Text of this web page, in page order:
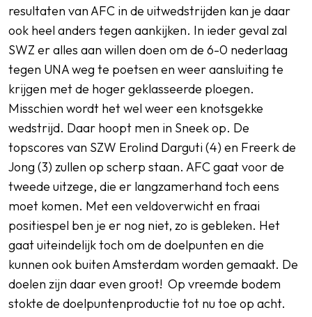
resultaten van AFC in de uitwedstrijden kan je daar
ook heel anders tegen aankijken. In ieder geval zal
SWZ er alles aan willen doen om de 6-0 nederlaag
tegen UNA weg te poetsen en weer aansluiting te
krijgen met de hoger geklasseerde ploegen.
Misschien wordt het wel weer een knotsgekke
wedstrijd. Daar hoopt men in Sneek op. De
topscores van SZW Erolind Darguti (4) en Freerk de
Jong (3) zullen op scherp staan. AFC gaat voor de
tweede uitzege, die er langzamerhand toch eens
moet komen. Met een veldoverwicht en fraai
positiespel ben je er nog niet, zo is gebleken. Het
gaat uiteindelijk toch om de doelpunten en die
kunnen ook buiten Amsterdam worden gemaakt. De
doelen zijn daar even groot! Op vreemde bodem
stokte de doelpuntenproductie tot nu toe op acht.